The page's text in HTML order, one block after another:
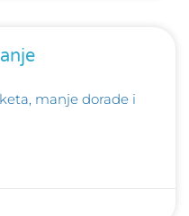
manje dorade i